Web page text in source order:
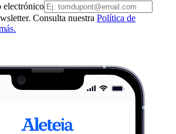
electrónico
Consulta nuestra Política de